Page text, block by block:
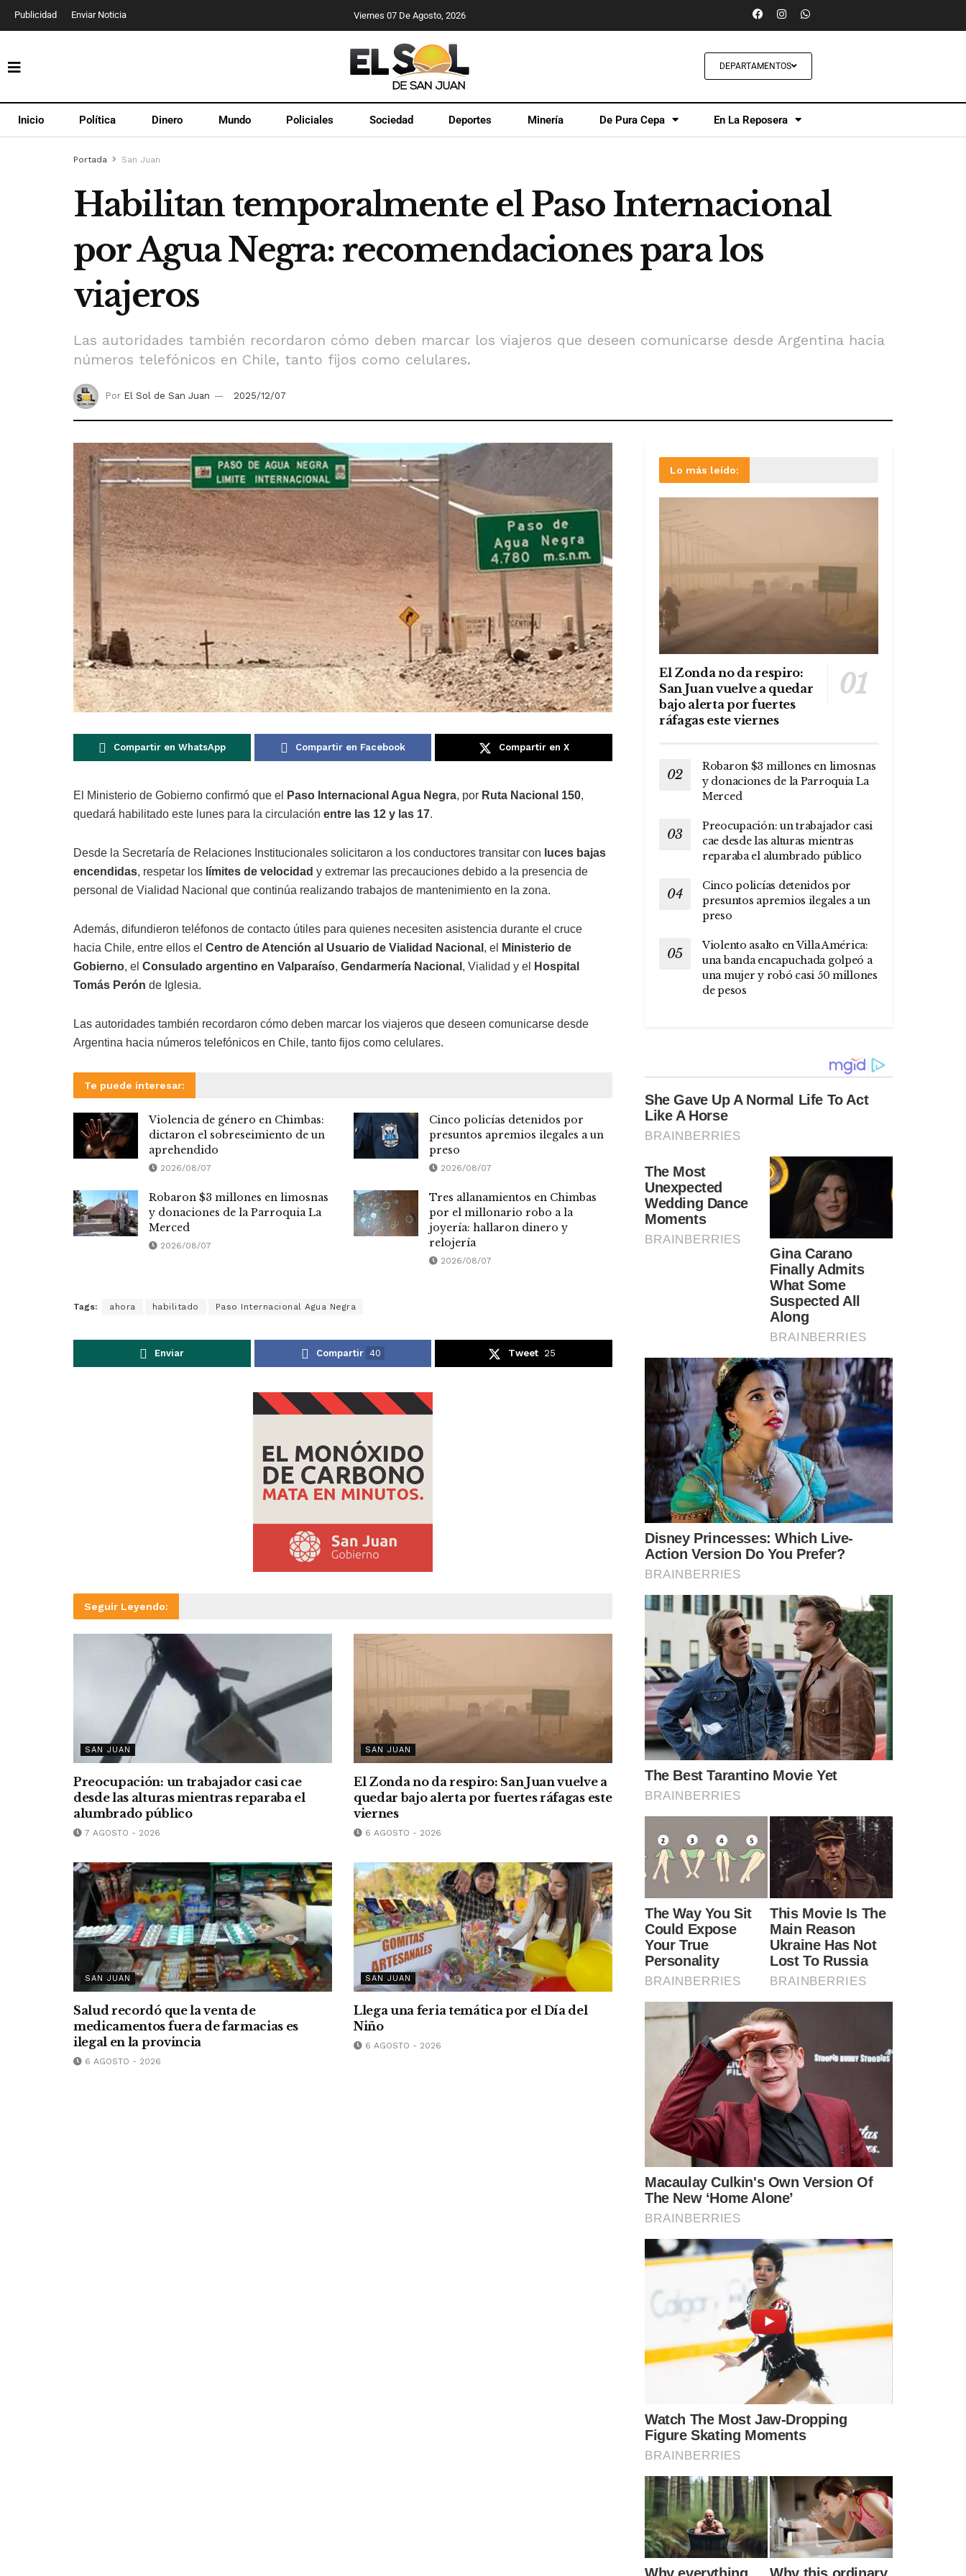
Publicidad Enviar Noticia Viernes 07 De Agosto, 2026
DEPARTAMENTOS
Inicio Política Dinero Mundo Policiales Sociedad Deportes Minería De Pura Cepa En La Reposera
Portada San Juan
Habilitan temporalmente el Paso Internacional
por Agua Negra: recomendaciones para los
viajeros
Las autoridades también recordaron cómo deben marcar los viajeros que deseen comunicarse desde Argentina hacia
números telefónicos en Chile, tanto fijos como celulares.
Por El Sol de San Juan 2025/12/07
Compartir en WhatsApp Compartir en Facebook Compartir en X
El Ministerio de Gobierno confirmó que el Paso Internacional Agua Negra, por Ruta Nacional 150,
quedará habilitado este lunes para la circulación entre las 12 y las 17.
Desde la Secretaría de Relaciones Institucionales solicitaron a los conductores transitar con luces bajas
encendidas, respetar los límites de velocidad y extremar las precauciones debido a la presencia de
personal de Vialidad Nacional que continúa realizando trabajos de mantenimiento en la zona.
Además, difundieron teléfonos de contacto útiles para quienes necesiten asistencia durante el cruce
hacia Chile, entre ellos el Centro de Atención al Usuario de Vialidad Nacional , el
Ministerio de
Gobierno, el Consulado argentino en Valparaíso, Gendarmería Nacional , Vialidad y el
Hospital
Tomás Perón de Iglesia.
Las autoridades también recordaron cómo deben marcar los viajeros que deseen comunicarse desde
Argentina hacia números telefónicos en Chile, tanto fijos como celulares.
Te puede interesar:
Violencia de género en Chimbas:
dictaron el sobreseimiento de un
aprehendido
2026/08/07
Cinco policías detenidos por
presuntos apremios ilegales a un
preso
2026/08/07
Robaron $3 millones en limosnas
y donaciones de la Parroquia La
Merced
2026/08/07
Tres allanamientos en Chimbas
por el millonario robo a la
joyería: hallaron dinero y
relojería
2026/08/07
Tags: ahora habilitado Paso Internacional Agua Negra
Enviar Compartir 40 Tweet 25
Seguir Leyendo:
SAN JUAN
Preocupación: un trabajador casi cae
desde las alturas mientras reparaba el
alumbrado público
7 AGOSTO - 2026
SAN JUAN
El Zonda no da respiro: San Juan vuelve a
quedar bajo alerta por fuertes ráfagas este
viernes
6 AGOSTO - 2026
SAN JUAN
Salud recordó que la venta de
medicamentos fuera de farmacias es
ilegal en la provincia
6 AGOSTO - 2026
SAN JUAN
Llega una feria temática por el Día del
Niño
6 AGOSTO - 2026
Lo más leído:
El Zonda no da respiro:
San Juan vuelve a quedar
bajo alerta por fuertes
ráfagas este viernes
Robaron $3 millones en limosnas
y donaciones de la Parroquia La
Merced
Preocupación: un trabajador casi
cae desde las alturas mientras
reparaba el alumbrado público
Cinco policías detenidos por
presuntos apremios ilegales a un
preso
Violento asalto en Villa América:
una banda encapuchada golpeó a
una mujer y robó casi 50 millones
de pesos